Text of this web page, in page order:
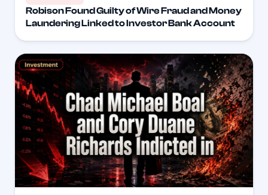
Robison Found Guilty of Wire Fraud and Money
Laundering Linked to Investor Bank Account